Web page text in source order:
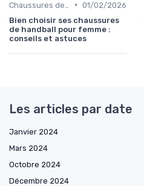
• 01/02/2026
Bien choisir ses chaussures
de handball pour femme :
conseils et astuces
Les articles par date
Janvier 2024
Mars 2024
Octobre 2024
Décembre 2024